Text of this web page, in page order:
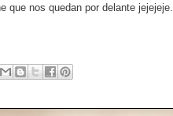
que nos quedan por delante jejejeje.